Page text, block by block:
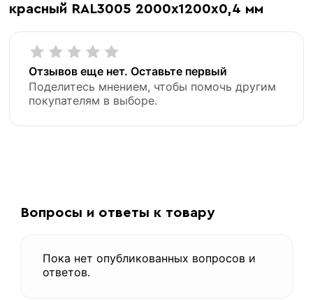
«В корзину»
красный RAL3005 2000х1200х0,4 мм
Отзывов еще нет. Оставьте первый
Поделитесь мнением, чтобы помочь другим
покупателям в выборе.
Вопросы и ответы к товару
Пока нет опубликованных вопросов и
ответов.